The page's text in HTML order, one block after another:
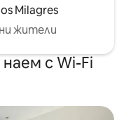
Milagres
жители
с Wi-Fi